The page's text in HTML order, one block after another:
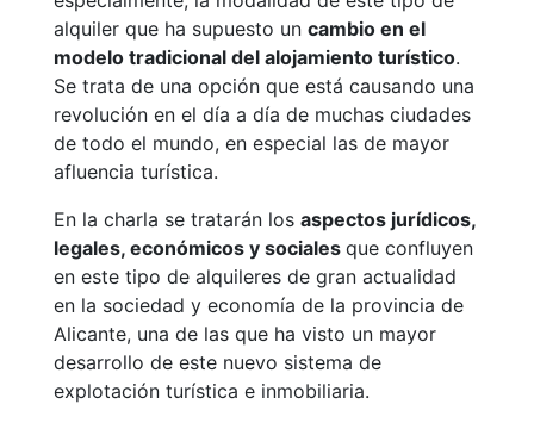
alquiler que ha supuesto un cambio en el
modelo tradicional del alojamiento turístico.
Se trata de una opción que está causando una
revolución en el día a día de muchas ciudades
de todo el mundo, en especial las de mayor
afluencia turística.
En la charla se tratarán los aspectos jurídicos,
legales, económicos y sociales que confluyen
en este tipo de alquileres de gran actualidad
en la sociedad y economía de la provincia de
Alicante, una de las que ha visto un mayor
desarrollo de este nuevo sistema de
explotación turística e inmobiliaria.